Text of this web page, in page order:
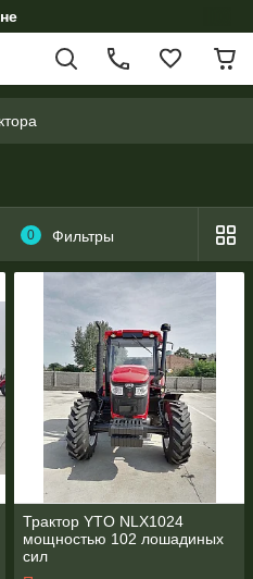
0 Фильтры
Трактор YTO NLX1024
мощностью 102 лошадиных
сил